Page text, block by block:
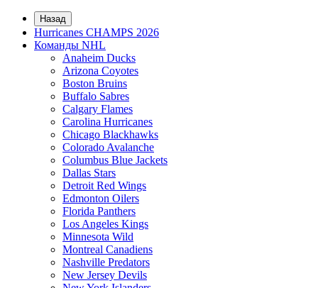
Назад
Hurricanes CHAMPS 2026
Команды NHL
Anaheim Ducks
Arizona Coyotes
Boston Bruins
Buffalo Sabres
Calgary Flames
Carolina Hurricanes
Chicago Blackhawks
Colorado Avalanche
Columbus Blue Jackets
Dallas Stars
Detroit Red Wings
Edmonton Oilers
Florida Panthers
Los Angeles Kings
Minnesota Wild
Montreal Canadiens
Nashville Predators
New Jersey Devils